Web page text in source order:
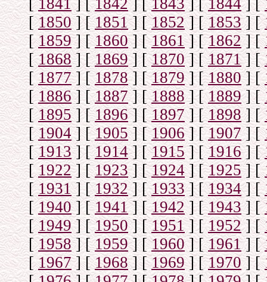
[1841] [1842] [1843] [1844] [
[1850] [1851] [1852] [1853] [
[1859] [1860] [1861] [1862] [
[1868] [1869] [1870] [1871] [
[1877] [1878] [1879] [1880] [
[1886] [1887] [1888] [1889] [
[1895] [1896] [1897] [1898] [
[1904] [1905] [1906] [1907] [
[1913] [1914] [1915] [1916] [
[1922] [1923] [1924] [1925] [
[1931] [1932] [1933] [1934] [
[1940] [1941] [1942] [1943] [
[1949] [1950] [1951] [1952] [
[1958] [1959] [1960] [1961] [
[1967] [1968] [1969] [1970] [